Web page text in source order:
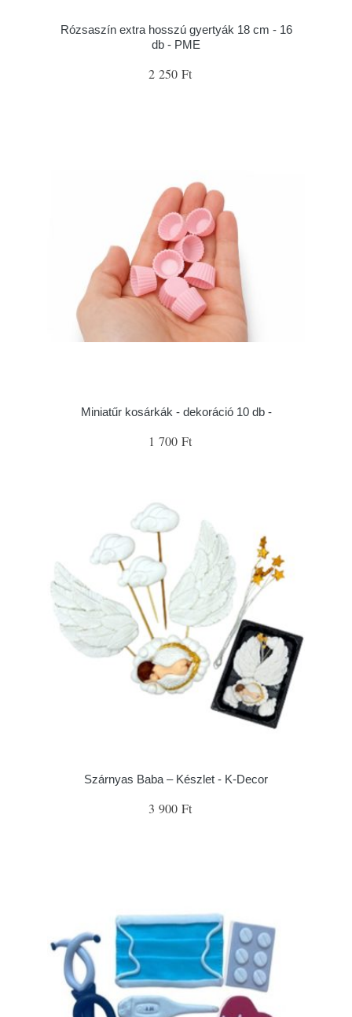
Rózsaszín extra hosszú gyertyák 18 cm - 16
db - PME
2 250 Ft
Miniatűr kosárkák - dekoráció 10 db -
1 700 Ft
Szárnyas Baba – Készlet - K-Decor
3 900 Ft